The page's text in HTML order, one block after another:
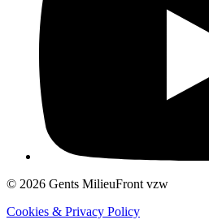
© 2026 Gents MilieuFront vzw
Cookies & Privacy Policy